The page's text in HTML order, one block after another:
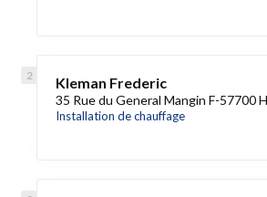
Kleman Frederic
35 Rue du General Mangin F-57700
Installation de chauffage